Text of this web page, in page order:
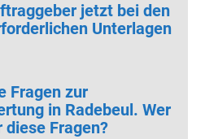
jetzt bei den
Unterlagen
Fragen zur
in Radebeul. Wer
Fragen?